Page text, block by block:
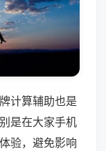
计算辅助也是
是在大家手机
验，避免影响